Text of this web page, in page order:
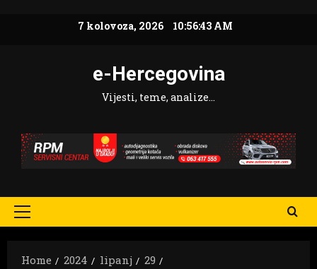
7 kolovoza, 2026 10:56:44 AM
e-Hercegovina
Vijesti, teme, analize…
Primary
Home
2024 lipanj
29